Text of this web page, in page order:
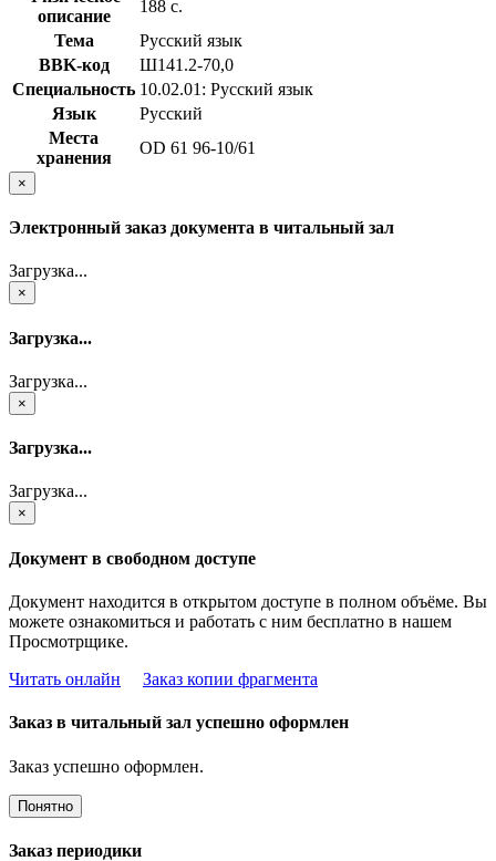
описание
188 с.
Тема
Русский язык
BBK-код
Ш141.2-70,0
Специальность 10.02.01: Русский язык
Язык
Русский
Места
хранения
OD 61 96-10/61
×
Электронный заказ документа в читальный зал
Загрузка...
×
Загрузка...
Загрузка...
×
Загрузка...
Загрузка...
×
Документ в свободном доступе
Документ находится в открытом доступе в полном объёме. Вы
можете ознакомиться и работать с ним бесплатно в нашем
Просмотрщике.
Читать онлайн
Заказ копии фрагмента
Заказ в читальный зал успешно оформлен
Заказ успешно оформлен.
Понятно
Заказ периодики